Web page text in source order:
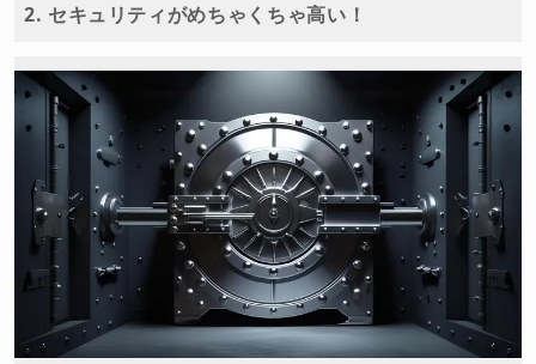
2. セキュリティがめちゃくちゃ高い！